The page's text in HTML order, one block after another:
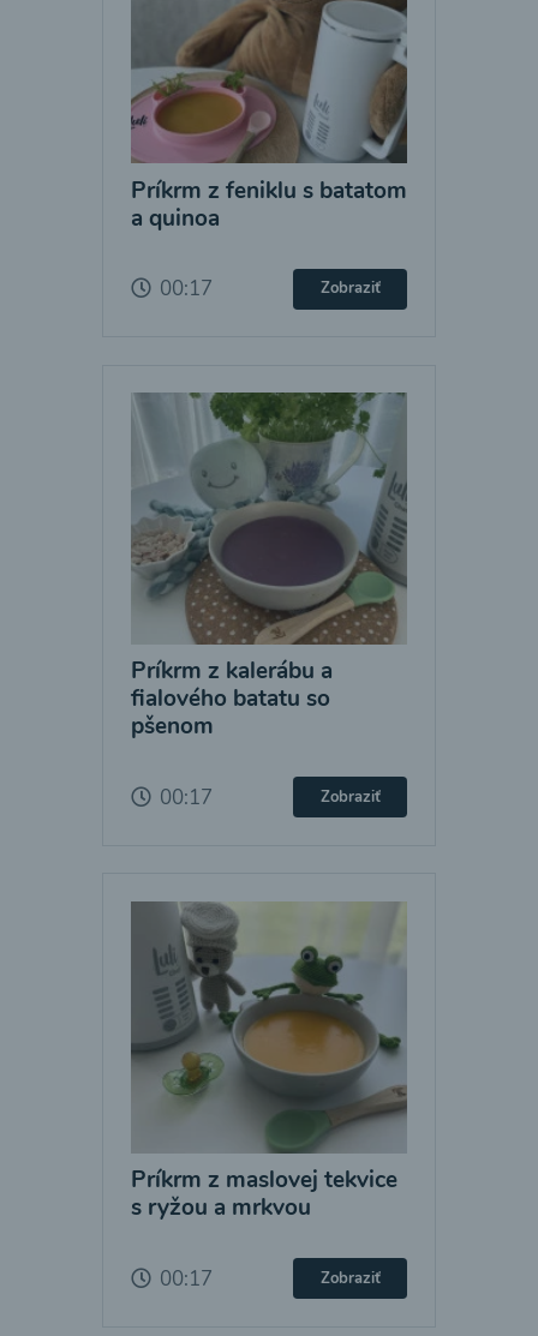
Príkrm z feniklu s batatom
a quinoa
00:17 Zobraziť
Príkrm z kalerábu a
fialového batatu so
pšenom
00:17 Zobraziť
Príkrm z maslovej tekvice
s ryžou a mrkvou
00:17 Zobraziť